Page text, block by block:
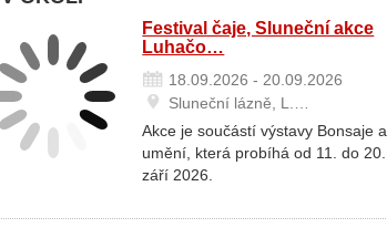
Festival čaje, Sluneční akce
Luhačo…
18.09.2026 - 20.09.2026
Sluneční lázně, L.…
Akce je součástí výstavy Bonsaje a
umění, která probíhá od 11. do 20.
září 2026.